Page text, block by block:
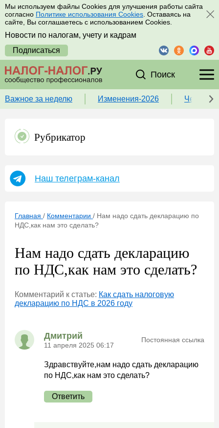
Мы используем файлы Cookies для улучшения работы сайта
согласно Политике использования Cookies . Оставаясь на
сайте, Вы соглашаетесь с использованием Cookies.
Новости по налогам, учету и кадрам
Подписаться
Поиск
Важное за неделю Изменения-2026 Чек-
Рубрикатор
Наш телеграм-канал
Главная / Комментарии / Нам надо сдать декларацию по
НДС,как нам это сделать?
Нам надо сдать декларацию
по НДС,как нам это сделать?
Комментарий к статье: Как сдать налоговую
декларацию по НДС в 2026 году
Дмитрий
11 апреля 2025 06:17
Постоянная ссылка
Здравствуйте,нам надо сдать декларацию
по НДС,как нам это сделать?
Ответить